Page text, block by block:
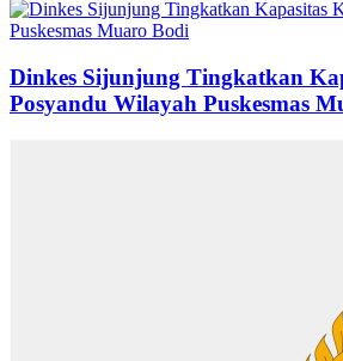
Dinkes Sijunjung Tingkatkan
Posyandu Wilayah Puskesmas